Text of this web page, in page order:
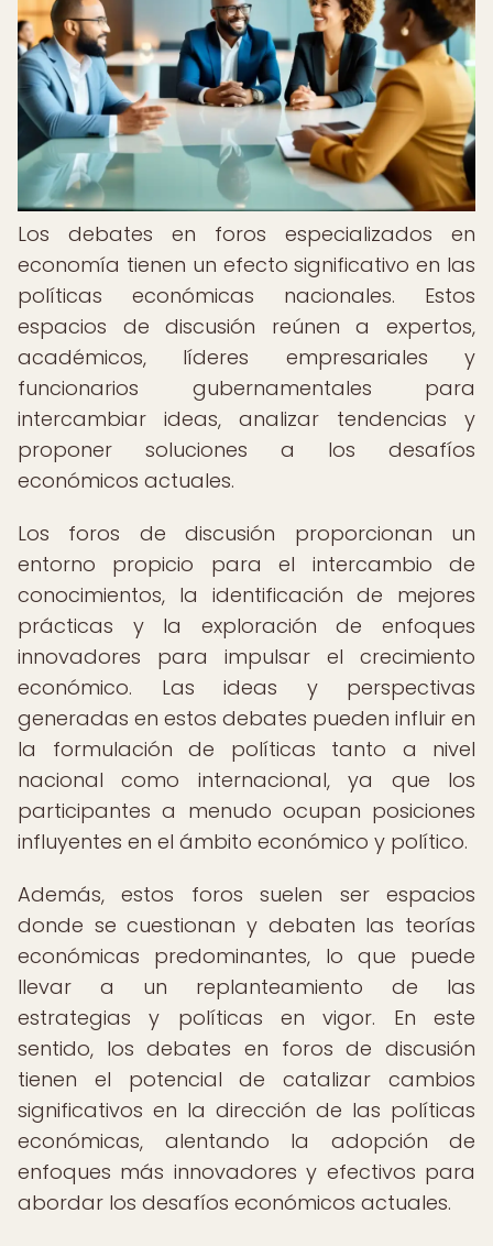
Los debates en foros especializados en
economía tienen un efecto significativo en las
políticas económicas nacionales. Estos
espacios de discusión reúnen a expertos,
académicos, líderes empresariales y
funcionarios gubernamentales para
intercambiar ideas, analizar tendencias y
proponer soluciones a los desafíos
económicos actuales.
Los foros de discusión proporcionan un
entorno propicio para el intercambio de
conocimientos, la identificación de mejores
prácticas y la exploración de enfoques
innovadores para impulsar el crecimiento
económico. Las ideas y perspectivas
generadas en estos debates pueden influir en
la formulación de políticas tanto a nivel
nacional como internacional, ya que los
participantes a menudo ocupan posiciones
influyentes en el ámbito económico y político.
Además, estos foros suelen ser espacios
donde se cuestionan y debaten las teorías
económicas predominantes, lo que puede
llevar a un replanteamiento de las
estrategias y políticas en vigor. En este
sentido, los debates en foros de discusión
tienen el potencial de catalizar cambios
significativos en la dirección de las políticas
económicas, alentando la adopción de
enfoques más innovadores y efectivos para
abordar los desafíos económicos actuales.